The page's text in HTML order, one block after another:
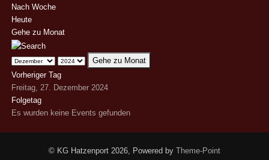
Nach Woche
Heute
Gehe zu Monat
Gehe zu Monat
Vorheriger Tag
Freitag, 27. Dezember 2024
Folgetag
Es wurden keine Events gefunden
© KG Hatzenport 2026, Powered by Theme-Point